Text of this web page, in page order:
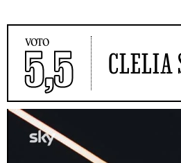
VOTO
5,5 CLELIA